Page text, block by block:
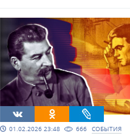
01.02.2026 23:48 666 СОБЫТИЯ